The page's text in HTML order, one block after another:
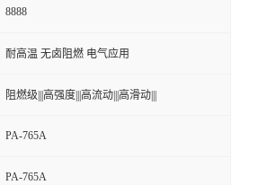
8888
耐高温 无卤阻燃 电气应用
阻燃级|||高强度|||高流动|||高滑动|||
PA-765A
PA-765A